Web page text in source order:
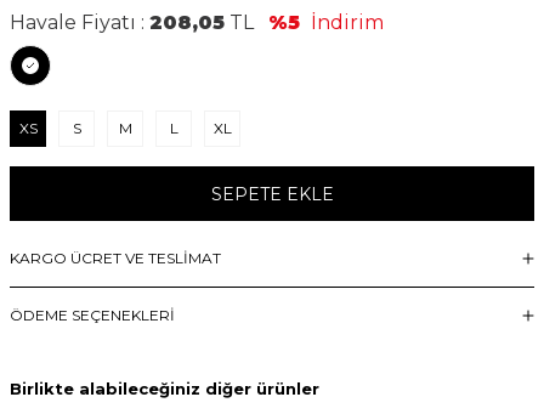
Havale Fiyatı : 208,05 TL %5 İndirim
XS S M L XL
SEPETE EKLE
KARGO ÜCRET VE TESLİMAT
ÖDEME SEÇENEKLERI
Birlikte alabileceğiniz diğer ürünler